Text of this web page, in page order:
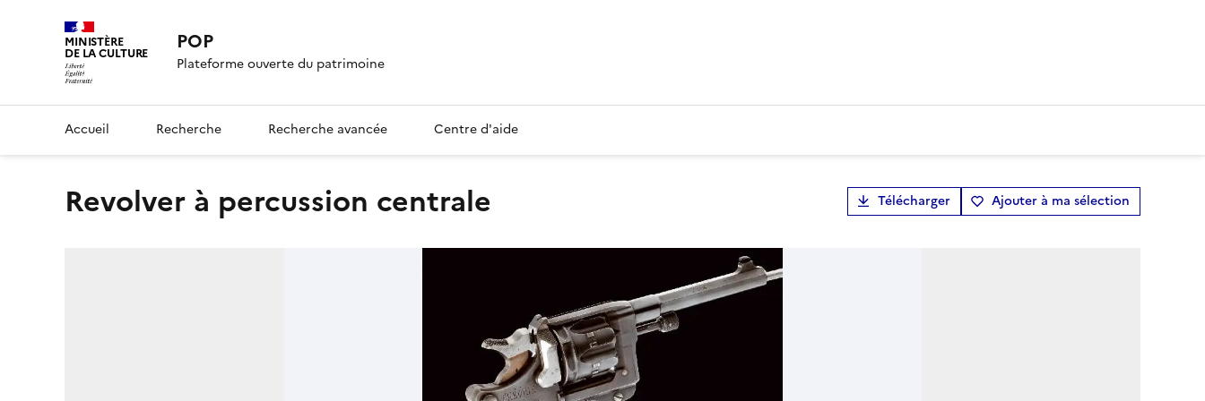
MINISTÈRE
DE LA CULTURE POP
Plateforme ouverte du patrimoine
Accueil Recherche Recherche avancée Centre d'aide
revolver à percussion centrale Télécharger Ajouter à ma sélection